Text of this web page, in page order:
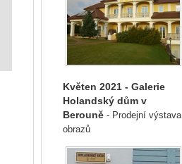
Květen 2021 - Galerie
Holandský dům v
Berouně - Prodejní výstava
obrazů